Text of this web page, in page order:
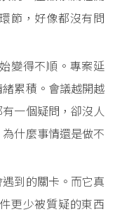
節，好像都沒有問
變得不順。專案延
累積。會議越開越
一個疑問，卻沒人
什麼事情還是做不
到的關卡。而它真
更少被質疑的東西